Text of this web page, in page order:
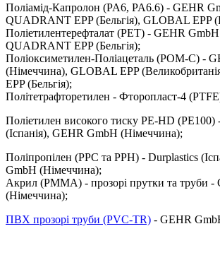
Поліамід-Капролон (PA6, PA6.6) - GEHR
QUADRANT EPP (Бельгія), GLOBAL EPP
Поліетилентерефталат (PET) - GEHR
QUADRANT EPP (Бельгія);
Поліоксиметилен-Поліацеталь (POM-C) -
(Німеччина), GLOBAL EPP
EPP (Бельгія);
Політетрафторетилен - Фторопласт-4
Поліетилен високого тиску PE-HD (PE100)
(Іспанія), GEHR GmbH (Німеччина);
Поліпропілен (PPC та PPH) - Durplastics
GmbH (Німеччина);
Акрил (PMMA) - прозорі прутки та труби -
(Німеччина);
ПВХ прозорі труби (PVC-TR) - GEHR